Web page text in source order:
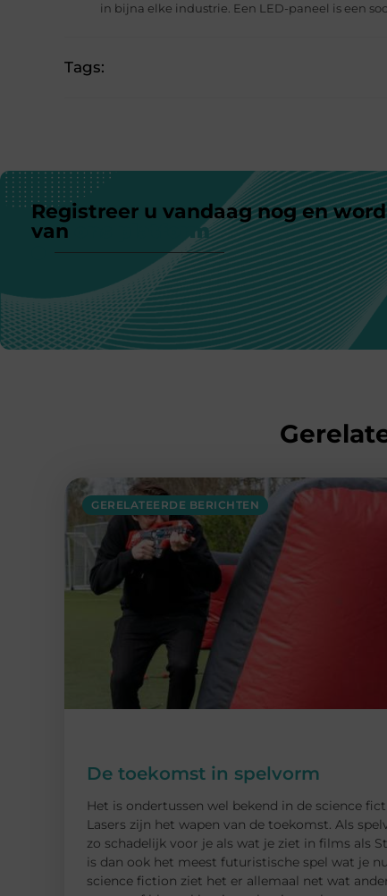
in bijna elke industrie. Een LED-paneel is een
Tags:
Registreer u vandaag nog en
van
ons platform
GERELATEERDE BERICHTEN
De toekomst in spelvorm
Het is ondertussen wel bekend in de science
Lasers zijn het wapen van de toekomst. Als
zo schadelijk voor je als wat je ziet in films als
is dan ook het meest futuristische spel wat je
science fiction ziet het er allemaal net wat